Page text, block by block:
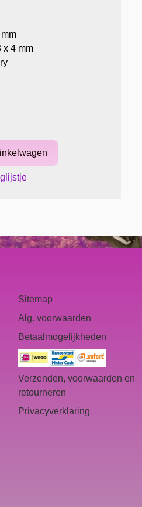
x 4 mm
Sitemap
Alg. voorwaarden
Betaalmogelijkheden
Verzenden, voorwaarden en
retourneren
Privacyverklaring